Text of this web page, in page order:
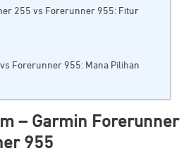
255 vs Forerunner 955: Fitur
Forerunner 955: Mana Pilihan
– Garmin Forerunner
955